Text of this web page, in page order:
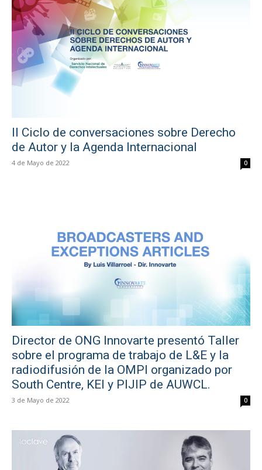
II Ciclo de conversaciones sobre Derecho
de Autor y la Agenda Internacional
4 de Mayo de 2022 0
Director de ONG Innovarte presentó Taller
sobre el programa de trabajo de L&E y la
radiodifusión de la OMPI organizado por
South Centre, KEI y PIJIP de AUWCL.
3 de Mayo de 2022 0